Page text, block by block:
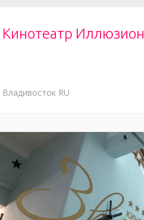
Кинотеатр Иллюзион
Владивосток RU